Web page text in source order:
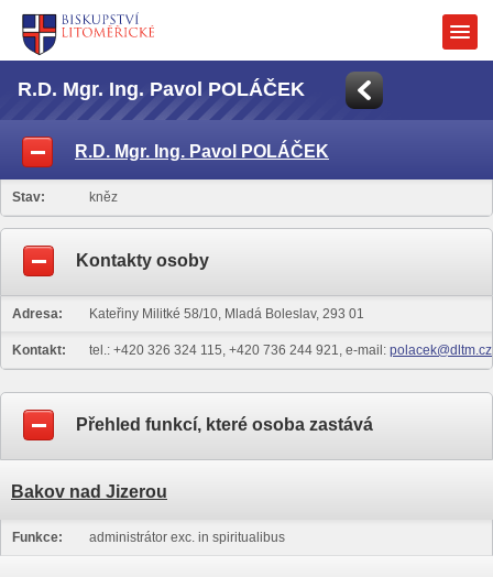
R.D. Mgr. Ing. Pavol POLÁČEK
R.D. Mgr. Ing. Pavol POLÁČEK
Stav: kněz
Kontakty osoby
Adresa: Kateřiny Militké 58/10, Mladá Boleslav, 293 01
Kontakt: tel.: +420 326 324 115, +420 736 244 921, e-mail: polacek@dltm.cz
Přehled funkcí, které osoba zastává
Bakov nad Jizerou
Funkce: administrátor exc. in spiritualibus